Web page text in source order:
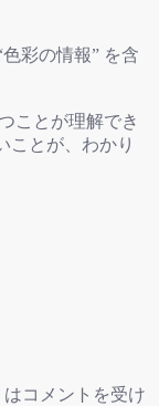
彩の情報” を含
ことが理解でき
ことが、わかり
はコメントを受け